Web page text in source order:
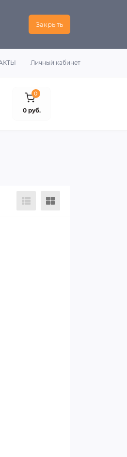
Закрыть
Личный кабинет
0
0 руб.